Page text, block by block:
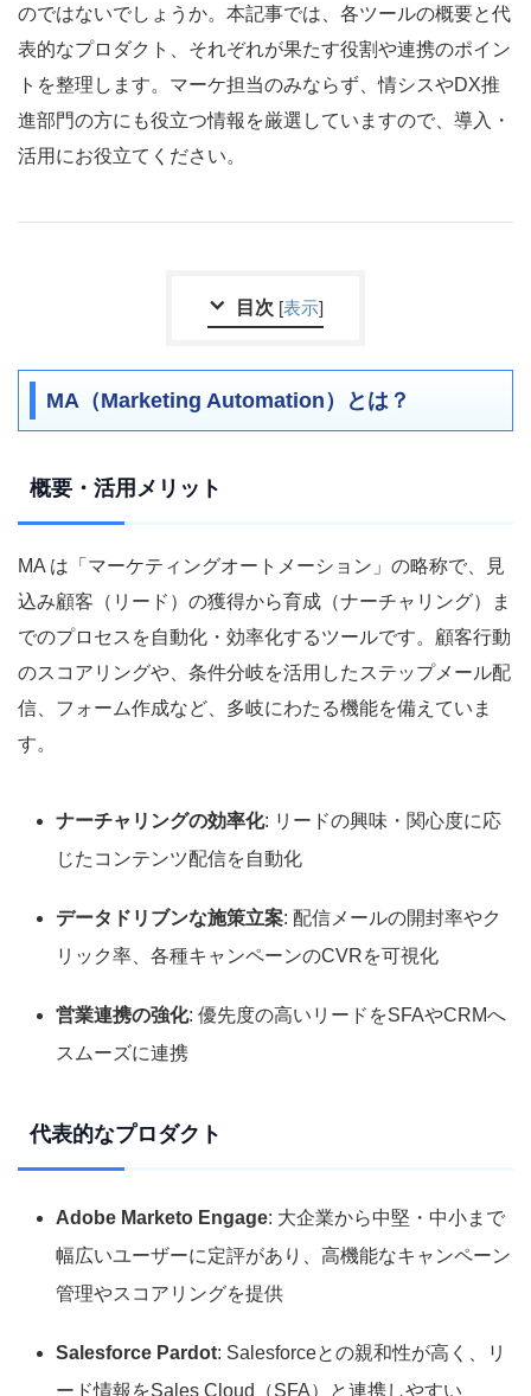
のではないでしょうか。本記事では、各ツールの概要と代
表的なプロダクト、それぞれが果たす役割や連携のポイン
トを整理します。マーケ担当のみならず、情シスやDX推
進部門の方にも役立つ情報を厳選していますので、導入・
活用にお役立てください。
目次 [表示]
MA（Marketing Automation）とは？
概要・活用メリット
MA は「マーケティングオートメーション」の略称で、見
込み顧客（リード）の獲得から育成（ナーチャリング）ま
でのプロセスを自動化・効率化するツールです。顧客行動
のスコアリングや、条件分岐を活用したステップメール配
信、フォーム作成など、多岐にわたる機能を備えていま
す。
ナーチャリングの効率化: リードの興味・関心度に応
じたコンテンツ配信を自動化
データドリブンな施策立案: 配信メールの開封率やク
リック率、各種キャンペーンのCVRを可視化
営業連携の強化: 優先度の高いリードをSFAやCRMへ
スムーズに連携
代表的なプロダクト
Adobe Marketo Engage: 大企業から中堅・中小まで
幅広いユーザーに定評があり、高機能なキャンペーン
管理やスコアリングを提供
Salesforce Pardot: Salesforceとの親和性が高く、リ
ード情報をSales Cloud（SFA）と連携しやすい